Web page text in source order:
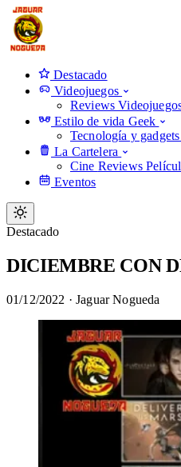
Destacado
Videojuegos
Reviews
Estilo de vida Geek
Tecnología y
La Cartelera
Cine Reviews
Eventos
Destacado
DICIEMBRE CON
01/12/2022 · Jaguar Nogueda